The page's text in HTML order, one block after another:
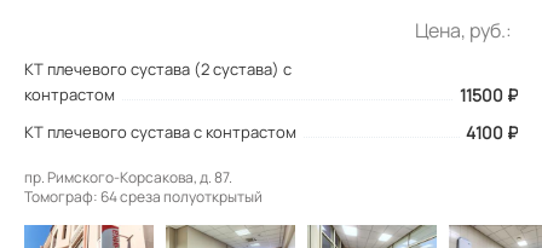
Цена, руб.:
КТ плечевого сустава (2 сустава) с
контрастом
11500 ₽
КТ плечевого сустава с контрастом 4100 ₽
пр. Римского-Корсакова, д. 87.
Томограф: 64 среза полуоткрытый